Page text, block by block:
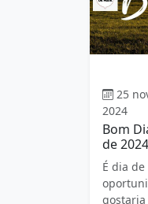
25
2024
Bom
de 2024
É dia
gostaria